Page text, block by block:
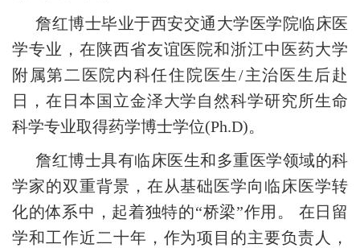
詹红博士毕业于西安交通大学医学院临床医
学专业，在陕西省友谊医院和浙江中医药大学
附属第二医院内科任住院医生/主治医生后赴
日，在日本国立金泽大学自然科学研究所生命
科学专业取得药学博士学位(Ph.D)。
詹红博士具有临床医生和多重医学领域的科
学家的双重背景，在从基础医学向临床医学转
化的体系中，起着独特的“桥梁”作用。 在日留
学和工作近二十年，作为项目的主要负责人，